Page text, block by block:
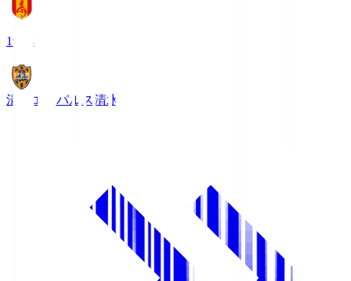
19:03
清水エスパルス 清水